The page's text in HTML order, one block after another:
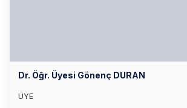
Dr. Öğr. Üyesi Gönenç DURAN
ÜYE